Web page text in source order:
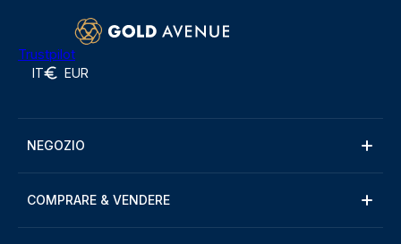
Trustpilot
IT EUR
NEGOZIO
COMPRARE & VENDERE